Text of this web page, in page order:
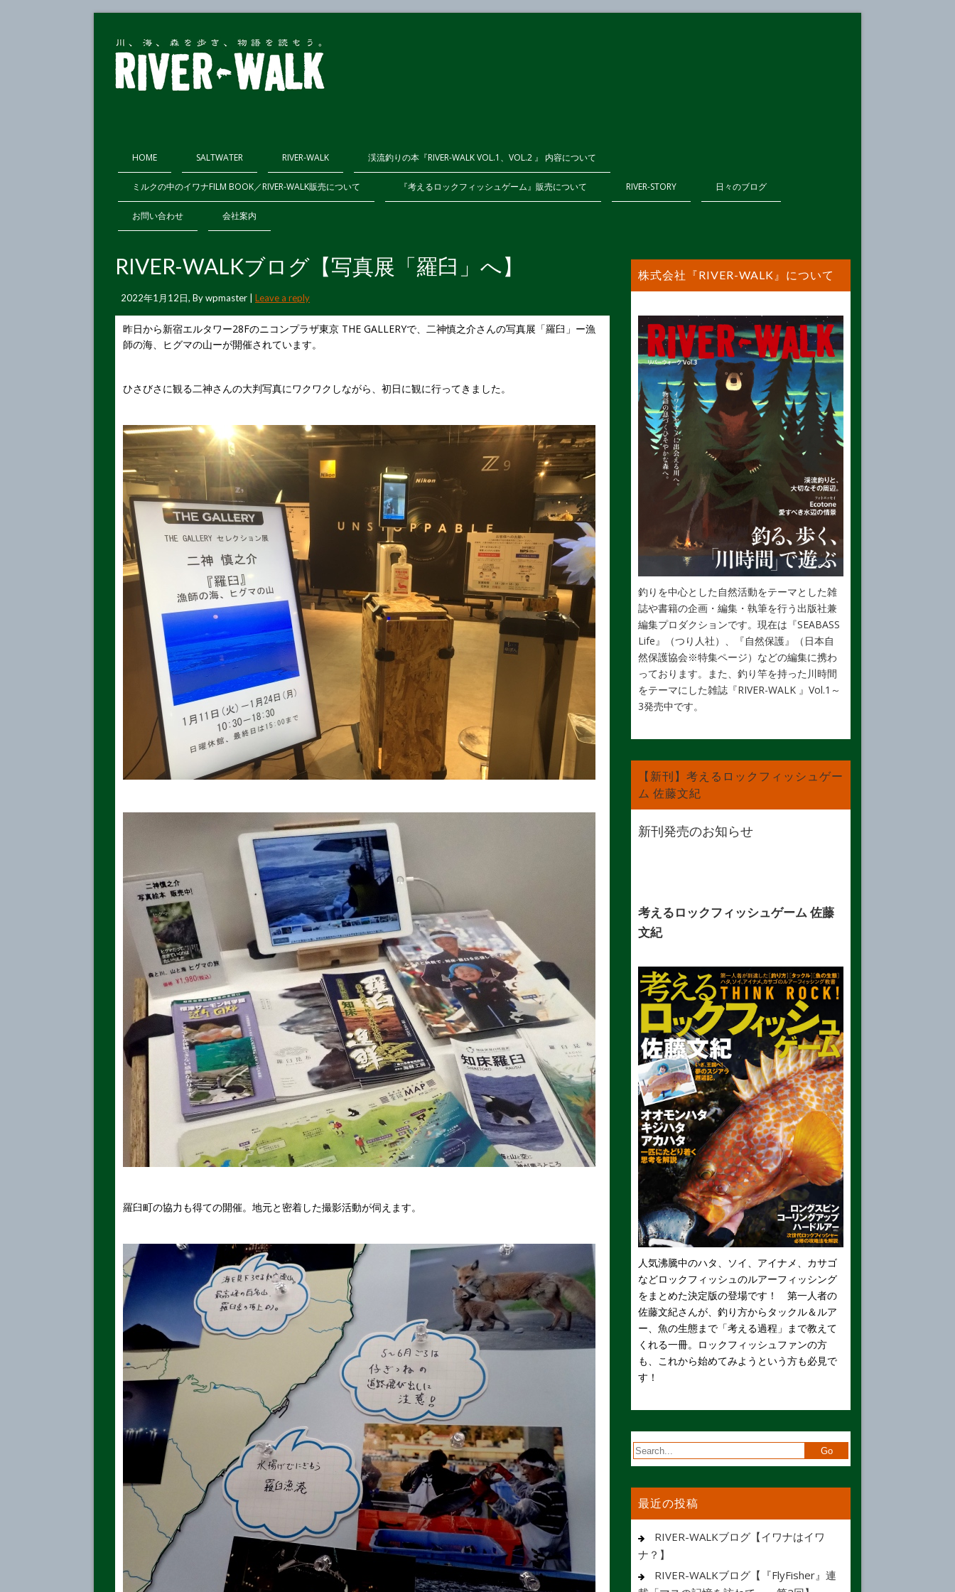
HOME SALTWATER RIVER-WALK 渓流釣りの本『RIVER-WALK VOL.1、VOL.2 』 内容について
ミルクの中のイワナFILM BOOK／RIVER-WALK販売について 『考えるロックフィッシュゲーム』販売について RIVER-STORY 日々のブログ
お問い合わせ 会社案内
RIVER-WALKブログ【写真展「羅臼」へ】
2022年1月12日, Bywpmaster Leave a reply
昨日から新宿エルタワー28Fのニコンプラザ東京 THE GALLERYで、二神慎之介さんの写真展「羅臼」ー漁
師の海、ヒグマの山ーが開催されています。
ひさびさに観る二神さんの大判写真にワクワクしながら、初日に観に行ってきました。
羅臼町の協力も得ての開催。地元と密着した撮影活動が伺えます。
株式会社『RIVER-WALK』について
釣りを中心とした自然活動をテーマとした雑
誌や書籍の企画・編集・執筆を行う出版社兼
編集プロダクションです。現在は『SEABASS
Life』（つり人社）、『自然保護』（日本自
然保護協会※特集ページ）などの編集に携わ
っております。また、釣り竿を持った川時間
をテーマにした雑誌『RIVER-WALK 』Vol.1～
3発売中です。
【新刊】考えるロックフィッシュゲー
ム 佐藤文紀
新刊発売のお知らせ
考えるロックフィッシュゲーム 佐藤
文紀
人気沸騰中のハタ、ソイ、アイナメ、カサゴ
などロックフィッシュのルアーフィッシング
をまとめた決定版の登場です！ 第一人者の
佐藤文紀さんが、釣り方からタックル＆ルア
ー、魚の生態まで「考える過程」まで教えて
くれる一冊。ロックフィッシュファンの方
も、これから始めてみようという方も必見で
す！
最近の投稿
RIVER-WALKブログ【イワナはイワ
ナ？】
RIVER-WALKブログ【『FlyFisher』連